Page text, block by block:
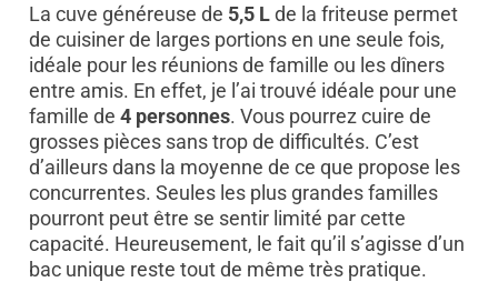
La cuve généreuse de 5,5 Lde la friteuse permet
de cuisiner de larges portions en une seule fois,
idéale pour les réunions de famille ou les dîners
entre amis. En effet, je l’ai trouvé idéale pour une
famille de 4 personnes. Vous pourrez cuire de
grosses pièces sans trop de difficultés. C’est
d’ailleurs dans la moyenne de ce que propose les
concurrentes. Seules les plus grandes familles
pourront peut être se sentir limité par cette
capacité. Heureusement, le fait qu’il s’agisse d’un
bac unique reste tout de même très pratique.